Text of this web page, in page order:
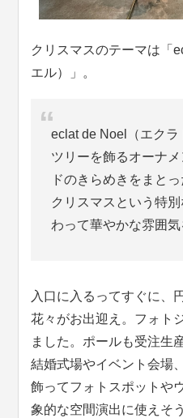
クリスマスのテーマは「
エル）」。
eclat de Noel（エクラ
ツリーを飾るオーナ
ドのきらめきをまと
クリスマスという特
わって華やかな雰囲
入口に入るってすぐに、
花々がお出迎え。フォト
ました。ポールも受注生
結婚式場やイベント会場
飾ってフォトスポットや
象的な空間演出に使えそ